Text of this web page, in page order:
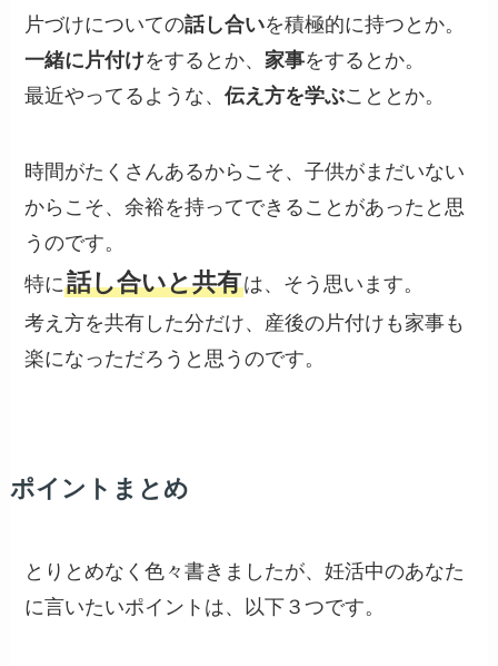
片づけについての話し合いを積極的に持つとか。
一緒に片付けをするとか、家事をするとか。
最近やってるような、伝え方を学ぶこととか。
時間がたくさんあるからこそ、子供がまだいない
からこそ、余裕を持ってできることがあったと思
うのです。
特に話し合いと共有は、そう思います。
考え方を共有した分だけ、産後の片付けも家事も
楽になっただろうと思うのです。
ポイントまとめ
とりとめなく色々書きましたが、妊活中のあなた
に言いたいポイントは、以下３つです。